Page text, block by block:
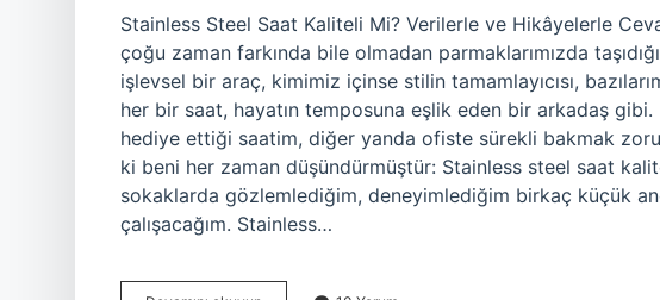
Stainless Steel Saat Kaliteli Mi? Verilerle ve Hikâyelerle
çoğu zaman farkında bile olmadan parmaklarımızda
işlevsel bir araç, kimimiz içinse stilin tamamlayıcısı,
her bir saat, hayatın temposuna eşlik eden bir arkadaş gibi.
hediye ettiği saatim, diğer yanda ofiste sürekli bakmak
ki beni her zaman düşündürmüştür: Stainless steel saat
sokaklarda gözlemlediğim, deneyimlediğim birkaç küçük
çalışacağım. Stainless…